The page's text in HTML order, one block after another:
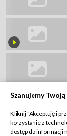
Szanujemy
Kliknij "Akceptuję i
korzystanie z
dostęp do informacji